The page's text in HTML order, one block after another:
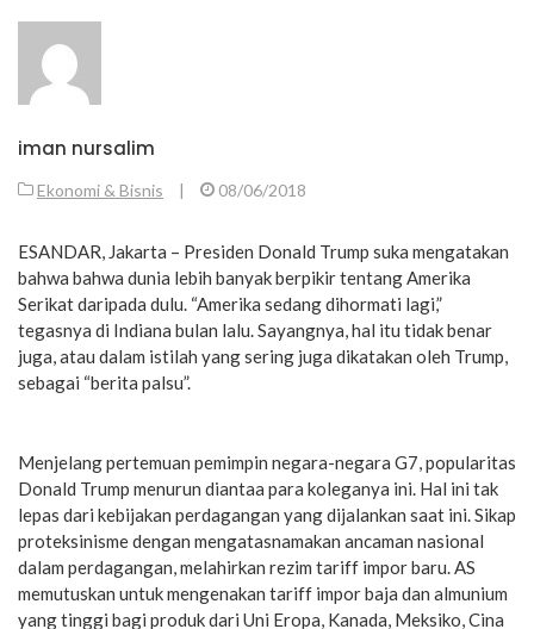
iman nursalim
Ekonomi & Bisnis | 08/06/2018
ESANDAR, Jakarta – Presiden Donald Trump suka mengatakan
bahwa bahwa dunia lebih banyak berpikir tentang Amerika
Serikat daripada dulu. “Amerika sedang dihormati lagi,”
tegasnya di Indiana bulan lalu. Sayangnya, hal itu tidak benar
juga, atau dalam istilah yang sering juga dikatakan oleh Trump,
sebagai “berita palsu”.
Menjelang pertemuan pemimpin negara-negara G7, popularitas
Donald Trump menurun diantaa para koleganya ini. Hal ini tak
lepas dari kebijakan perdagangan yang dijalankan saat ini. Sikap
proteksinisme dengan mengatasnamakan ancaman nasional
dalam perdagangan, melahirkan rezim tariff impor baru. AS
memutuskan untuk mengenakan tariff impor baja dan almunium
yang tinggi bagi produk dari Uni Eropa, Kanada, Meksiko, Cina